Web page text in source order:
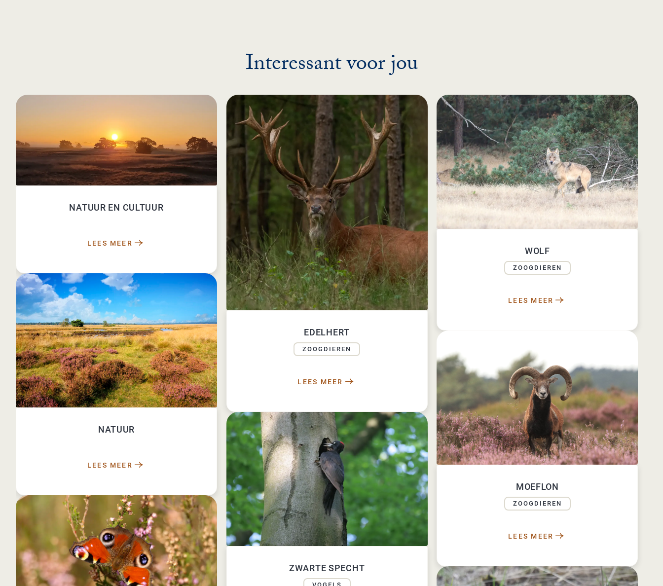
Interessant voor jou
NATUUR EN CULTUUR
LEES MEER
NATUUR
LEES MEER
EDELHERT
ZOOGDIEREN
LEES MEER
ZWARTE SPECHT
WOLF
ZOOGDIEREN
LEES MEER
MOEFLON
ZOOGDIEREN
LEES MEER